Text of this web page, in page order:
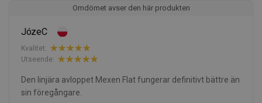
Omdömet avser den här produkten
JózeC
Kvalitet:
Utseende:
Den linjära avloppet Mexen Flat fungerar definitivt bättre än
sin föregångare.